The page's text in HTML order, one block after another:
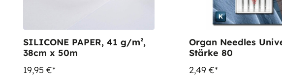
SILICONE PAPER, 41 g/m²,
38cm x 50m
19,95 €*
Organ Needles
Stärke 80
2,49 €*